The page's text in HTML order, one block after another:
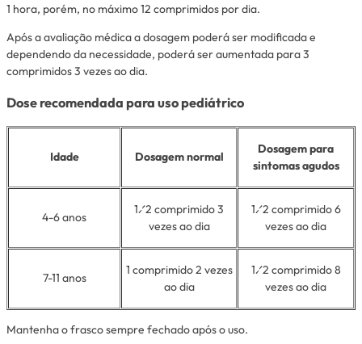
1 hora, porém, no máximo 12 comprimidos por dia.
Após a avaliação médica a dosagem poderá ser modificada e
dependendo da necessidade, poderá ser aumentada para 3
comprimidos 3 vezes ao dia.
Dose recomendada para uso pediátrico
Idade Dosagem normal
Dosagem para
sintomas agudos
4-6 anos
1⁄2 comprimido 3
vezes ao dia
1⁄2 comprimido 6
vezes ao dia
7-11 anos
1 comprimido 2 vezes
ao dia
1⁄2 comprimido 8
vezes ao dia
Mantenha o frasco sempre fechado após o uso.